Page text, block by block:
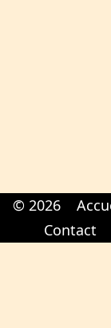
© 2026
Contact